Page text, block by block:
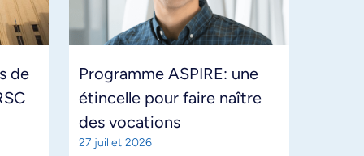
de
Programme ASPIRE: une
étincelle pour faire naître
des vocations
27 juillet 2026